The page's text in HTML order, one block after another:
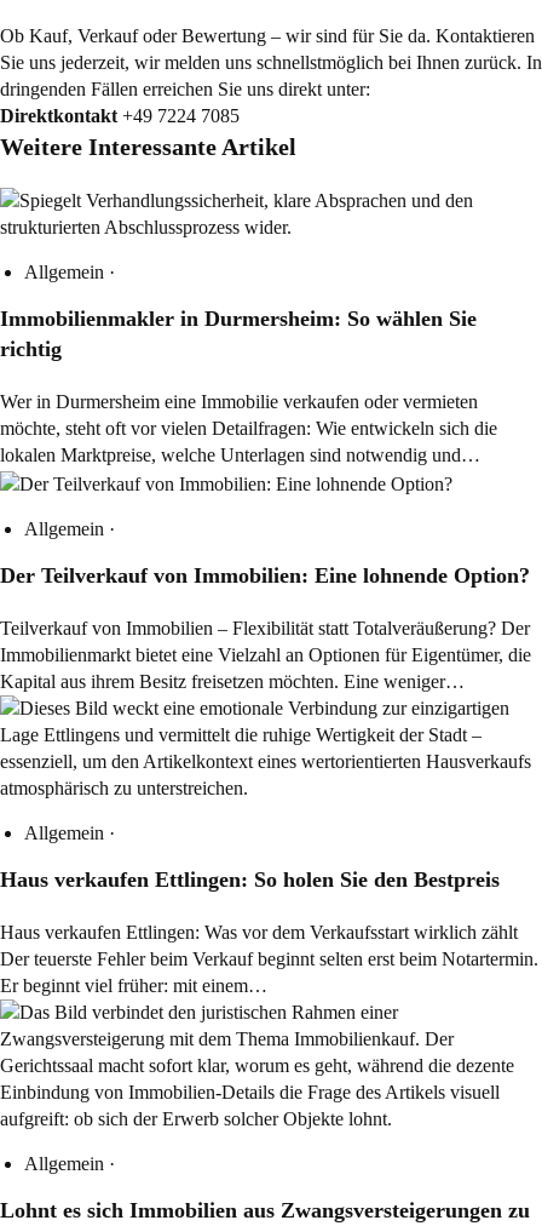
Ob Kauf, Verkauf oder Bewertung – wir sind für Sie da. Kontaktieren
Sie uns jederzeit, wir melden uns schnellstmöglich bei Ihnen zurück. In
dringenden Fällen erreichen Sie uns direkt unter:
Direktkontakt +49 7224 7085
Weitere Interessante Artikel
Allgemein ·
Immobilienmakler in Durmersheim: So wählen Sie
richtig
Wer in Durmersheim eine Immobilie verkaufen oder vermieten
möchte, steht oft vor vielen Detailfragen: Wie entwickeln sich die
lokalen Marktpreise, welche Unterlagen sind notwendig und…
Allgemein ·
Der Teilverkauf von Immobilien: Eine lohnende Option?
Teilverkauf von Immobilien – Flexibilität statt Totalveräußerung? Der
Immobilienmarkt bietet eine Vielzahl an Optionen für Eigentümer, die
Kapital aus ihrem Besitz freisetzen möchten. Eine weniger…
Allgemein ·
Haus verkaufen Ettlingen: So holen Sie den Bestpreis
Haus verkaufen Ettlingen: Was vor dem Verkaufsstart wirklich zählt
Der teuerste Fehler beim Verkauf beginnt selten erst beim Notartermin.
Er beginnt viel früher: mit einem…
Allgemein ·
Lohnt es sich Immobilien aus Zwangsversteigerungen zu